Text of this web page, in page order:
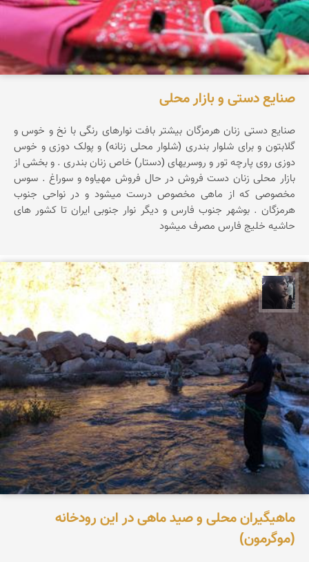
صنایع دستی و بازار محلی
صنایع دستی زنان هرمزگان بیشتر بافت نوارهای رنگی با نخ و خوس و
گلابتون و برای شلوار بندری (شلوار محلی زنانه) و پولک دوزی و خوس
دوزی روی پارچه تور و روسریهای (دستار) خاص زنان بندری . و بخشی از
بازار محلی زنان دست فروش در حال فروش مهیاوه و سوراغ . سوس
مخصوصی که از ماهی مخصوص درست میشود و در نواحی جنوب
هرمزگان . بوشهر جنوب فارس و دیگر نوار جنوبی ایران تا کشور های
حاشیه خلیج فارس مصرف میشود
حامد محمدی
ماهیگیران محلی و صید ماهی در این رودخانه
(موگرمون)